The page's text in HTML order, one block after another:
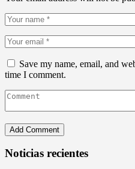
Save my name, email, and
time I comment.
Noticias recientes